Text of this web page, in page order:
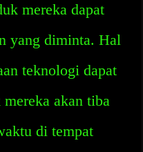
mereka dapat
yang diminta. Hal
teknologi dapat
akan tiba
di tempat